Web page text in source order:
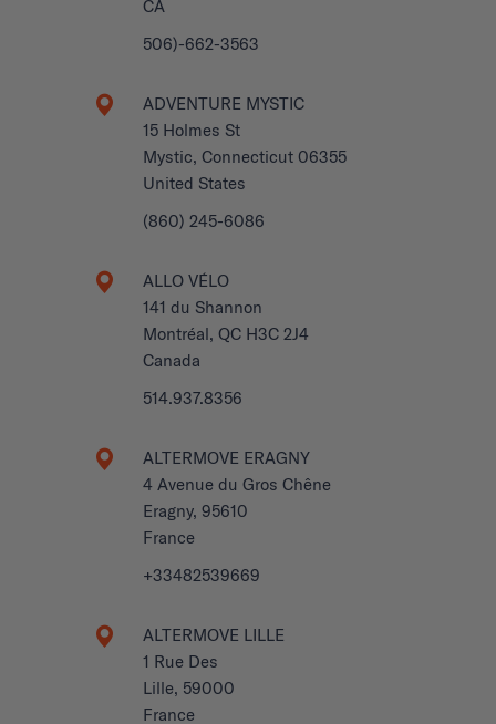
CA
506)-662-3563
ADVENTURE MYSTIC
15 Holmes St
Mystic, Connecticut 06355
United States
(860) 245-6086
ALLO VÉLO
141 du Shannon
Montréal, QC H3C 2J4
Canada
514.937.8356
ALTERMOVE ERAGNY
4 Avenue du Gros Chêne
Eragny, 95610
France
+33482539669
ALTERMOVE LILLE
1 Rue Des
Lille, 59000
France